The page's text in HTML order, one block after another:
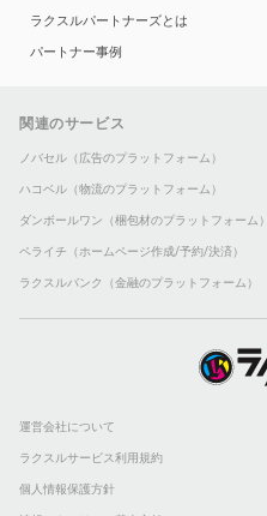
ラクスルパートナーズとは
パートナー事例
関連のサービス
ノバセル（広告のプラットフォーム）
ハコベル（物流のプラットフォーム）
ダンボールワン（梱包材のプラットフォーム）
ペライチ（ホームページ作成/予約/決済）
ラクスルバンク（金融のプラットフォーム）
運営会社について
ラクスルサービス利用規約
個人情報保護方針